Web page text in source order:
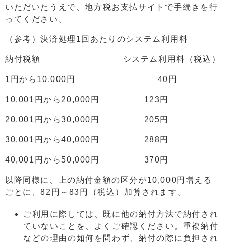
いただいたうえで、地方税お支払サイトで手続きを行
ってください。
（参考）決済処理1回あたりのシステム利用料
納付税額 システム利用料（税込）
1円から10,000円 40円
10,001円から20,000円 123円
20,001円から30,000円 205円
30,001円から40,000円 288円
40,001円から50,000円 370円
以降同様に、上の納付金額の区分が10,000円増える
ごとに、82円～83円（税込）加算されます。
ご利用に際しては、既に他の納付方法で納付され
ていないことを、よくご確認ください。重複納付
などの理由の如何を問わず、納付の際に負担され